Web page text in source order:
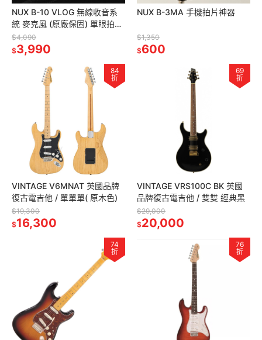
NUX B-10 VLOG 無線收音系
統 麥克風 (原廠保固) 單眼拍片
神器
$4,090
$3,990
NUX B-3MA 手機拍片神器
$1,350
$600
84
折
VINTAGE V6MNAT 英國品牌
復古電吉他 / 單單單( 原木色)
$19,300
$16,300
69
折
VINTAGE VRS100C BK 英國
品牌復古電吉他 / 雙雙 經典黑
$29,000
$20,000
74
折
76
折